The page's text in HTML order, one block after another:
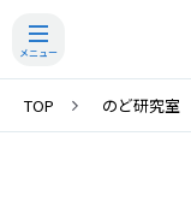
TOP のど研究室